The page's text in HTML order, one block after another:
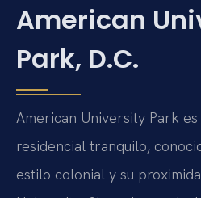
American
Park, D.C.
American University Park
residencial tranquilo,
estilo colonial y su